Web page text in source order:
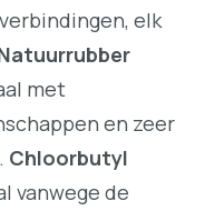
elk
met
en zeer
Chloorbutyl
vanwege de